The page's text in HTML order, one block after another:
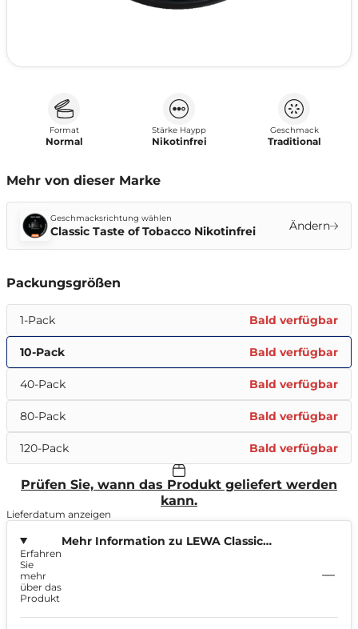
Format
Normal
Stärke Haypp
Nikotinfrei
Geschmack
Traditional
Mehr von dieser Marke
Geschmacksrichtung wählen
Classic Taste of Tobacco Nikotinfrei Ändern
Packungsgrößen
1-Pack Bald verfügbar
10-Pack Bald verfügbar
40-Pack Bald verfügbar
80-Pack Bald verfügbar
120-Pack Bald verfügbar
Prüfen Sie, wann das Produkt geliefert werden
kann.
Lieferdatum anzeigen
Mehr Information zu LEWA Classic
Erfahren
Sie
mehr
über das
Produkt